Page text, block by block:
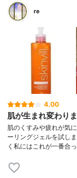
re
4.00
肌が生まれ変わり
肌のくすみや疲れが気
ーリングジェルを試し
く私にはこれが一番合